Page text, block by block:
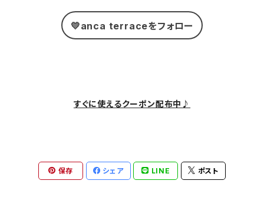
💛anca terraceをフォロー
すぐに使えるクーポン配布中♪
保存 シェア LINE ポスト